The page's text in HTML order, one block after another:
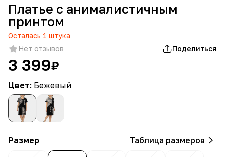
Платье с анималистичным
принтом
Осталась 1 штука
Нет отзывов
Поделиться
3 399₽
Цвет: Бежевый
Размер Таблица размеров